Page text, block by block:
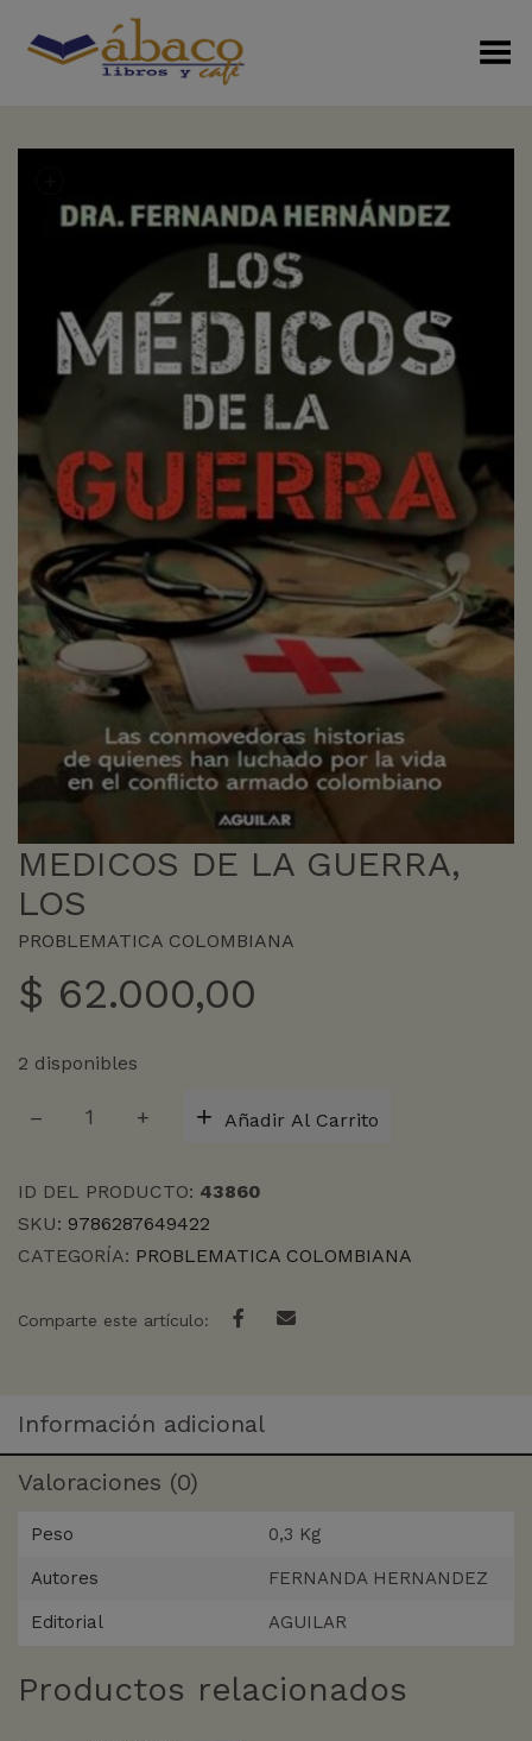
Menú Alterno
MEDICOS DE LA GUERRA,
LOS
PROBLEMATICA COLOMBIANA
$ 62.000,00
2 disponibles
cantidad
Añadir Al Carrito
ID DEL PRODUCTO: 43860
SKU: 9786287649422
CATEGORÍA: PROBLEMATICA COLOMBIANA
Comparte este artículo:
Información adicional
Valoraciones (0)
Peso 0,3 Kg
Autores FERNANDA HERNANDEZ
Editorial AGUILAR
Productos relacionados